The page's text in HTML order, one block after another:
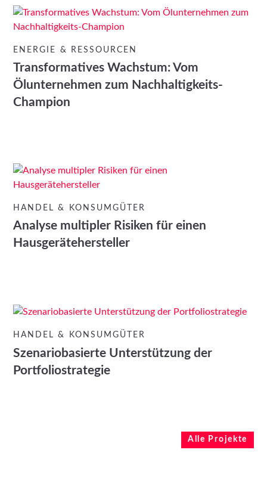
ENERGIE & RESSOURCEN
Transformatives Wachstum: Vom
Ölunternehmen zum Nachhaltigkeits-
Champion
HANDEL & KONSUMGÜTER
Analyse multipler Risiken für einen
Hausgerätehersteller
HANDEL & KONSUMGÜTER
Szenariobasierte Unterstützung der
Portfoliostrategie
Alle Projekte